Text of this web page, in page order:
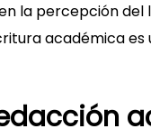
la percepción
académica es